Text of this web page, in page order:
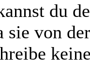
du
sie von